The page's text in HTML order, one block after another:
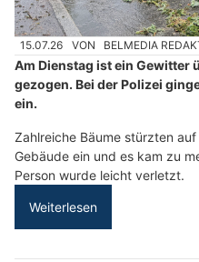
15.07.26 VON BELMEDIA
Am Dienstag ist ein Gewitter
gezogen. Bei der Polizei
ein.
Zahlreiche Bäume stürzten
Gebäude ein und es kam zu
Person wurde leicht verletzt.
Weiterlesen